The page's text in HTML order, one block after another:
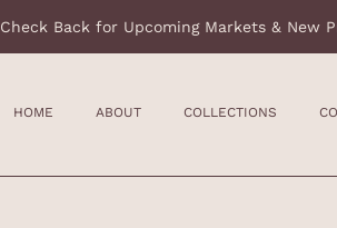
Check Back for Upcoming Markets & New
HOME ABOUT COLLECTIONS